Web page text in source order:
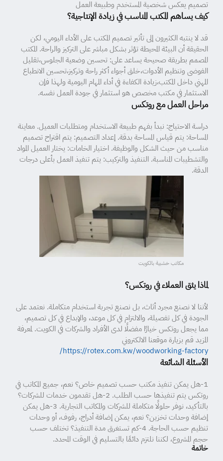
تصميم يعكس شخصية المستخدم وطبيعة العمل
كيف يساهم المكتب المناسب في زيادة الإنتاجية؟
قد لا ينتبه الكثيرون إلى تأثير تصميم المكتب على الأداء اليومي، لكن
الحقيقة أن البيئة المحيطة تؤثر بشكل مباشر على التركيز والراحة. المكتب
المصمم بطريقة صحيحة يساعد على: تحسين وضعية الجلوس،تقليل
الفوضى وتنظيم الأدوات،خلق أجواء أكثر راحة وتركيز،تحسين الانطباع
المهني داخل المكتب،زيادة الكفاءة في أداء المهام اليومية ولهذا فإن
الاستثمار في مكتب مخصص هو استثمار في جودة العمل نفسه.
مراحل العمل مع روتكس
دراسة الاحتياج: نبدأ بفهم طبيعة الاستخدام ومتطلبات العميل. معاينة
المساحة: يتم قياس المساحة بدقة. إعداد التصميم: يتم اقتراح تصميم
مناسب من حيث الشكل والوظيفة. اختيار الخامات: يختار العميل المواد
والتشطيبات المناسبة. التنفيذ والتركيب: يتم تنفيذ العمل بأعلى درجات
الدقة.
مكاتب خشبية بالكويت
لماذا يثق العملاء في روتكس؟
لأننا لا نصنع مجرد أثاث، بل نصنع تجربة استخدام متكاملة. نعتمد على
الجودة في كل تفصيلة، والالتزام في كل موعد، والإبداع في كل تصميم،
مما يجعل روتكس خيارًا مفضلًا لدى الأفراد والشركات في الكويت. لمعرفة
المزيد قم بزيارة موقعنا الالكتروني
https://rotex.com.kw/woodworking-factory/
الأسئلة الشائعة
1-هل يمكن تنفيذ مكتب حسب تصميم خاص؟ نعم، جميع المكاتب في
روتكس يتم تنفيذها حسب الطلب. 2-هل تقدمون خدمات للشركات؟
بالتأكيد، نوفر حلولًا متكاملة للشركات والمكاتب التجارية. 3-هل يمكن
إضافة وحدات تخزين؟ نعم، يمكن إضافة أدراج، رفوف، أو وحدات
تنظيم حسب الحاجة. 4-كم تستغرق مدة التنفيذ؟ تختلف حسب
حجم المشروع، لكننا نلتزم دائمًا بالتسليم في الوقت المحدد.
خاتمة